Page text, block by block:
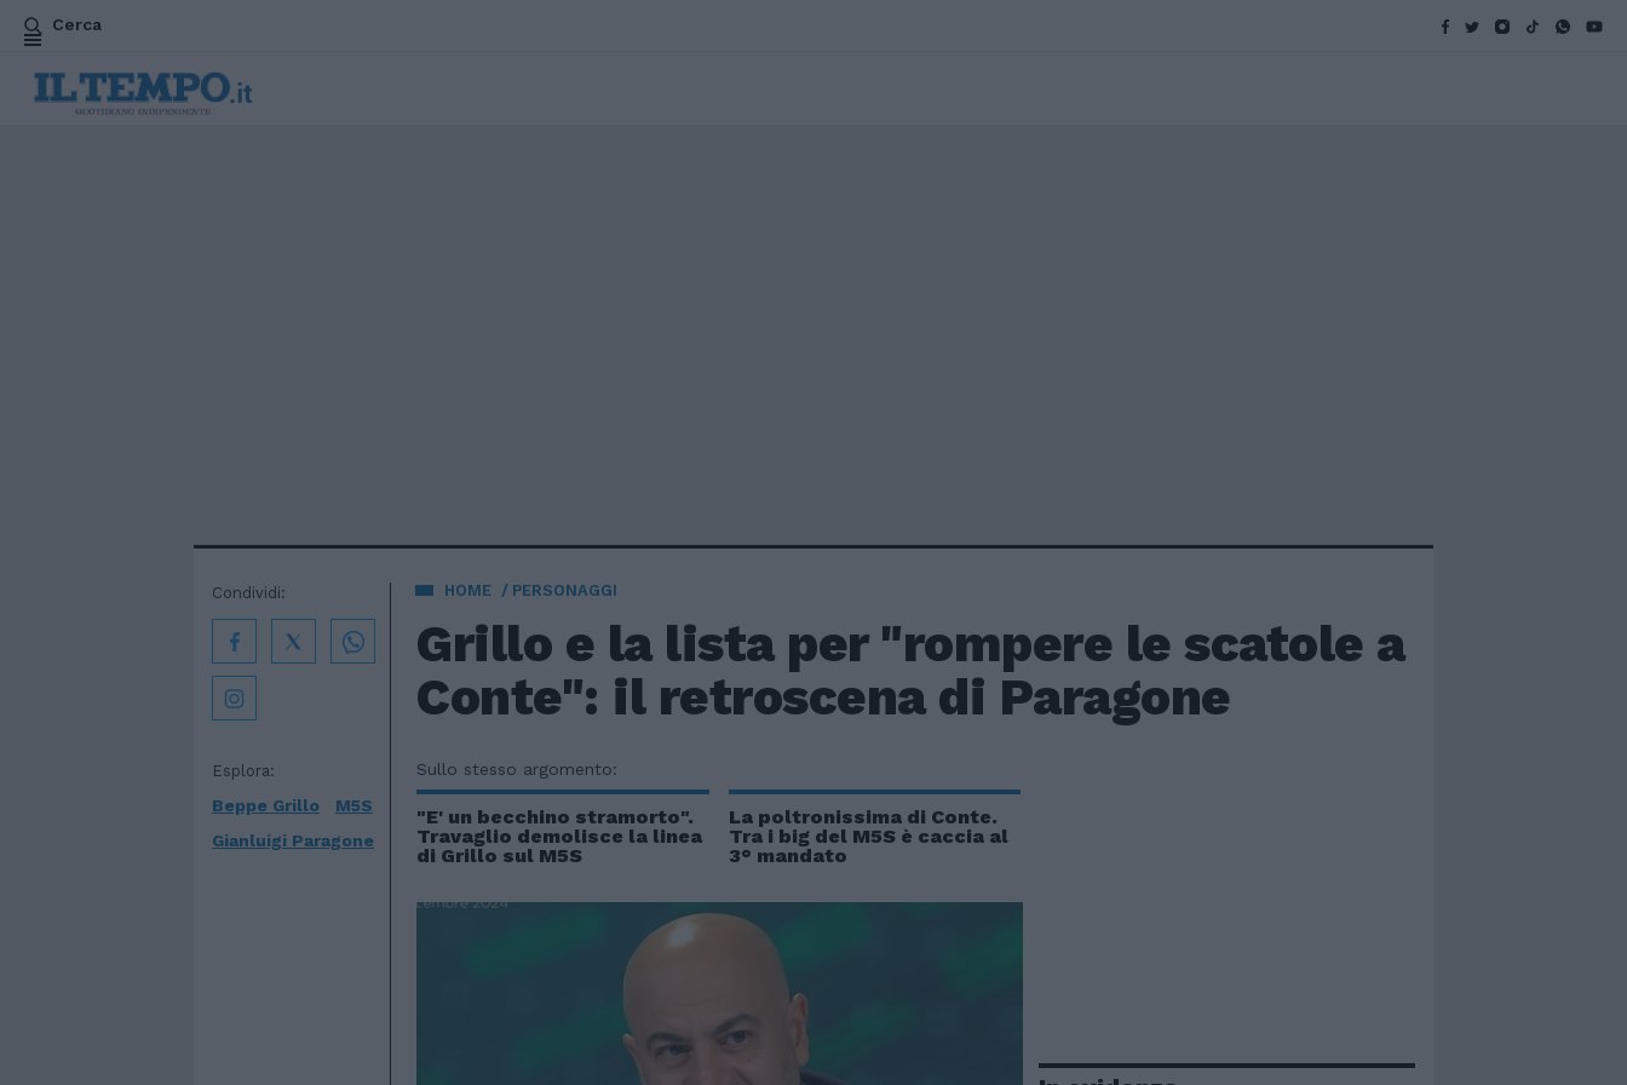
Cerca
HOME PERSONAGGI
Grillo e la lista per "rompere le scatole a
Conte": il retroscena di Paragone
Esplora:
Beppe Grillo
M5S
Gianluigi Paragone
Condividi:
Sullo stesso argomento:
"E' un becchino stramorto".
Travaglio demolisce la linea
di Grillo sul M5S
La poltronissima di Conte.
Tra i big del M5S è caccia al
3° mandato